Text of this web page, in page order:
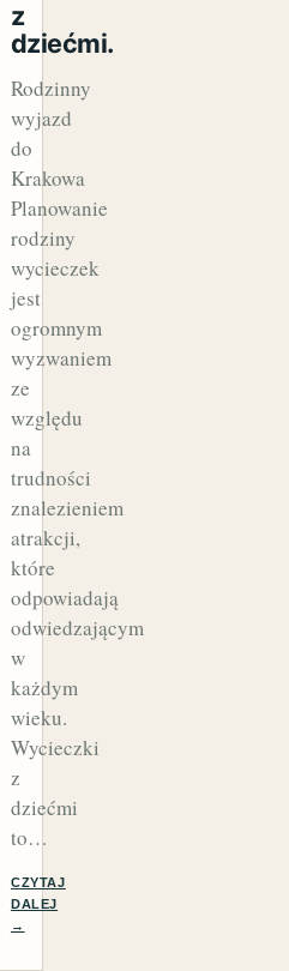
z
dziećmi.
Rodzinny
wyjazd
do
Krakowa
Planowanie
rodziny
wycieczek
jest
ogromnym
wyzwaniem
ze
względu
na
trudności
znalezieniem
atrakcji,
które
odpowiadają
odwiedzającym
w
każdym
wieku.
Wycieczki
z
dziećmi
to…
CZYTAJ
DALEJ
→